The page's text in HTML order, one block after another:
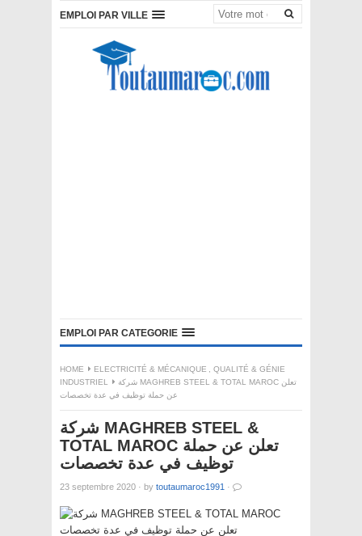
EMPLOI PAR VILLE
EMPLOI PAR CATEGORIE
HOME ELECTRICITÉ & MÉCANIQUE , QUALITÉ & GÉNIE
INDUSTRIEL
شركة MAGHREB STEEL & TOTAL MAROC تعلن
عن حملة توظيف في عدة تخصصات
شركة MAGHREB STEEL &
TOTAL MAROC تعلن عن حملة
توظيف في عدة تخصصات
23 septembre 2020 · by toutaumaroc1991 ·